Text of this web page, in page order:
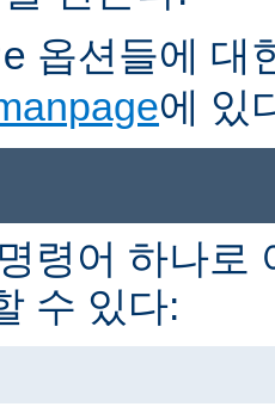
옵션들에 대
에 있
령어 하나로
수 있다: